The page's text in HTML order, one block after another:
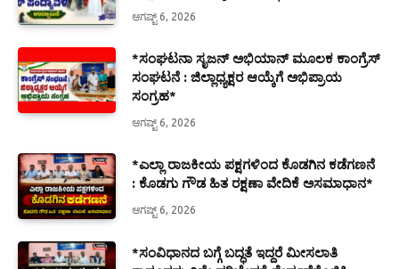
ಆಗಷ್ಟ್ 6, 2026
*ಸಂಘಟನಾ ಸೃಜನ್ ಅಭಿಯಾನ್ ಮೂಲಕ ಕಾಂಗ್ರೆಸ್
ಸಂಘಟನೆ : ಜಿಲ್ಲಾಧ್ಯಕ್ಷರ ಆಯ್ಕೆಗೆ ಅಭಿಪ್ರಾಯ
ಸಂಗ್ರಹ*
ಆಗಷ್ಟ್ 6, 2026
*ಎಲ್ಲಾ ರಾಜಕೀಯ ಪಕ್ಷಗಳಿಂದ ಕೊಡಗಿನ ಕಡೆಗಣನೆ
: ಕೊಡಗು ಗೌಡ ಹಿತ ರಕ್ಷಣಾ ವೇದಿಕೆ ಅಸಮಾಧಾನ*
ಆಗಷ್ಟ್ 6, 2026
*ಸಂವಿಧಾನದ ಬಗ್ಗೆ ಬದ್ಧತೆ ಇದ್ದರೆ ಮೀಸಲಾತಿ